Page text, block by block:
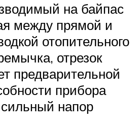
на байпас
между прямой и
отопительного
отрезок
предварительной
прибора
напор